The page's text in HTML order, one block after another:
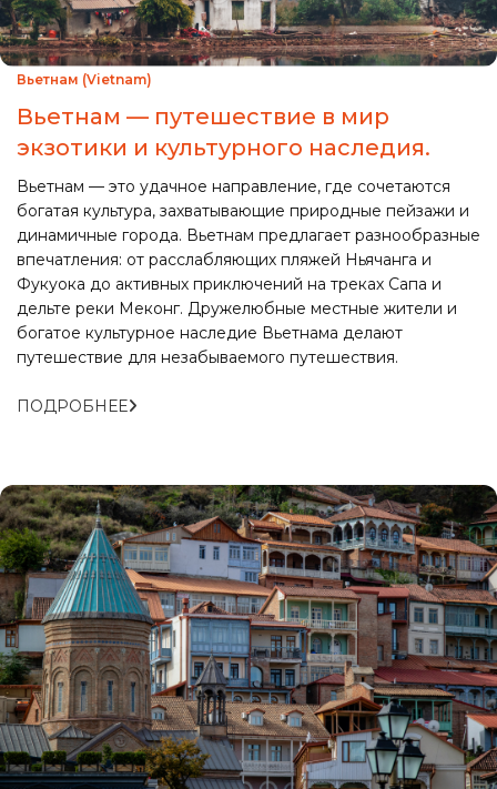
Вьетнам (Vietnam)
Вьетнам — путешествие в мир
экзотики и культурного наследия.
Вьетнам — это удачное направление, где сочетаются
богатая культура, захватывающие природные пейзажи и
динамичные города. Вьетнам предлагает разнообразные
впечатления: от расслабляющих пляжей Ньячанга и
Фукуока до активных приключений на треках Сапа и
дельте реки Меконг. Дружелюбные местные жители и
богатое культурное наследие Вьетнама делают
путешествие для незабываемого путешествия.
ПОДРОБНЕЕ